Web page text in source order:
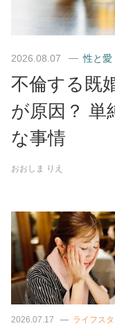
2026.08.07 性と愛
不倫する既
が原因？ 単
な事情
おおしま りえ
2026.07.17 ライフス